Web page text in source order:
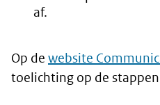
af.
Op de website
toelichting op de